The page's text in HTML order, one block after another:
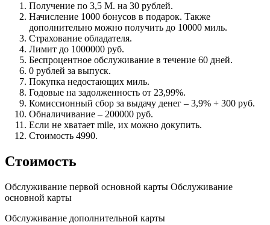
Получение по 3,5 M. на 30 рублей.
Начисление 1000 бонусов в подарок. Также
дополнительно можно получить до 10000 миль.
Страхование обладателя.
Лимит до 1000000 руб.
Беспроцентное обслуживание в течение 60 дней.
0 рублей за выпуск.
Покупка недостающих миль.
Годовые на задолженность от 23,99%.
Комиссионный сбор за выдачу денег – 3,9% + 300 руб.
Обналичивание – 200000 руб.
Если не хватает mile, их можно докупить.
Стоимость 4990.
Стоимость
Обслуживание первой основной карты Обслуживание
основной карты
Обслуживание дополнительной карты